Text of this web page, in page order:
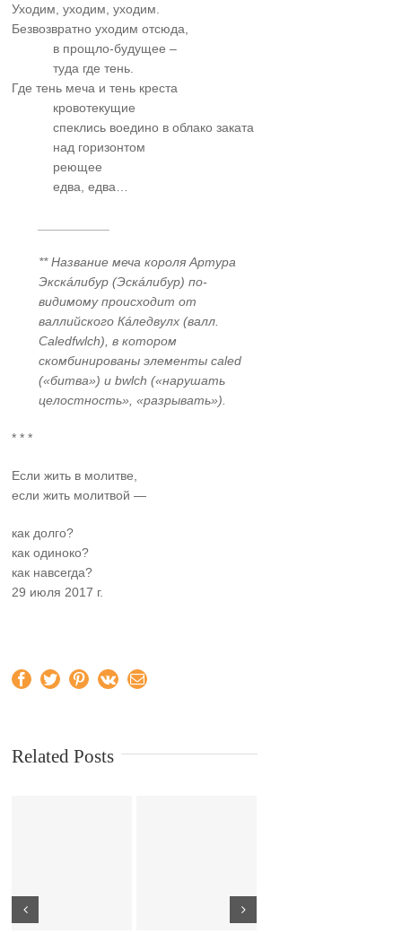
Уходим, уходим, уходим.
Безвозвратно уходим отсюда,
в прощло-будущее –
……….туда где тень.
Где тень меча и тень креста
кровотекущие
……….спеклись воедино в облако заката
над горизонтом
реющее
……….едва, едва…
** Название меча короля Артура
Экскáлибур (Эскáлибур) по-
видимому происходит от
валлийского Кáледвулх (валл.
Caledfwlch), в котором
скомбинированы элементы caled
(«битва») и bwlch («нарушать
целостность», «разрывать»).
* * *
Если жить в молитве,
если жить молитвой —
как долго?
как одиноко?
как навсегда?
29 июля 2017 г.
Facebook
TwitterPinterest
Vk Email
Related Posts